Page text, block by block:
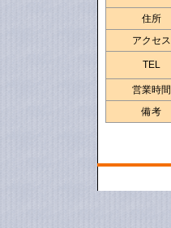
住所
アクセス
TEL
営業時間
備考